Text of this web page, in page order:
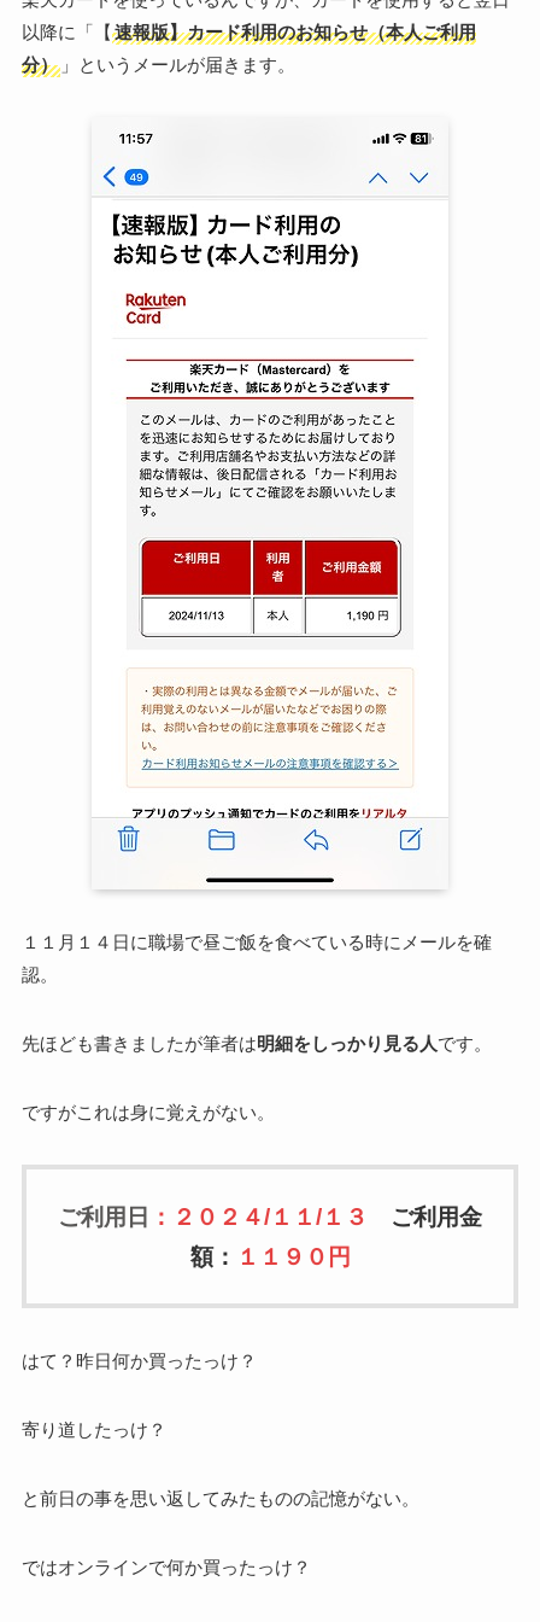
以降に「【 速報版】カード利用のお知らせ（本人ご利用
分）」というメールが届きます。
１１月１４日に職場で昼ご飯を食べている時にメールを確
認。
先ほども書きましたが筆者は明細をしっかり見る人です。
ですがこれは身に覚えがない。
ご利用日 ：２０２４/１１/１３
ご利用金
額： １１９０円
はて？昨日何か買ったっけ？
寄り道したっけ？
と前日の事を思い返してみたものの記憶がない。
ではオンラインで何か買ったっけ？